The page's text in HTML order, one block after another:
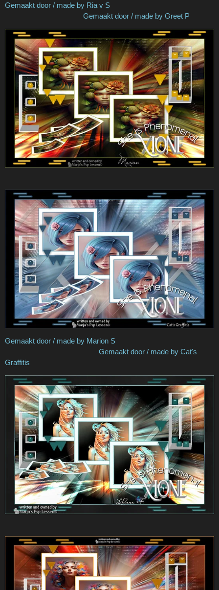
Gemaakt door / made by Ria v S
Gemaakt door / made by Greet P
Gemaakt door / made by Marion S
Gemaakt door / made by Cat's
Graffitis